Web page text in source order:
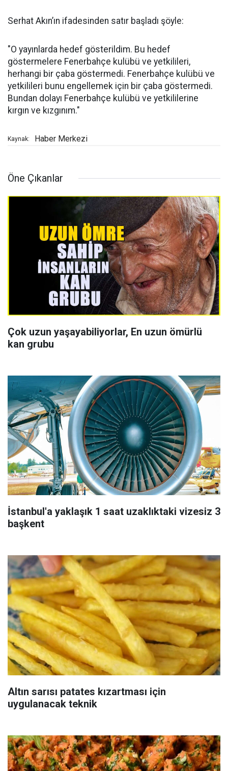
Serhat Akın’ın ifadesinden satır başladı şöyle:
"O yayınlarda hedef gösterildim. Bu hedef
göstermelere Fenerbahçe kulübü ve yetkilileri,
herhangi bir çaba göstermedi. Fenerbahçe kulübü ve
yetkilileri bunu engellemek için bir çaba göstermedi.
Bundan dolayı Fenerbahçe kulübü ve yetkililerine
kırgın ve kızgınım."
Kaynak: Haber Merkezi
Öne Çıkanlar
Çok uzun yaşayabiliyorlar, En uzun ömürlü
kan grubu
İstanbul'a yaklaşık 1 saat uzaklıktaki vizesiz 3
başkent
Altın sarısı patates kızartması için
uygulanacak teknik